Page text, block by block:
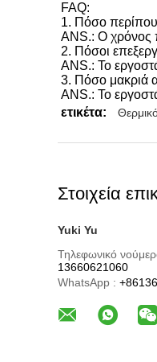
FAQ:
1. Πόσο
ANS.: Ο χρόνος
2. Πόσοι
ANS.: Το
3. Πόσο μακριά
ANS.: Το
ετικέτα:
Στοιχεία
Yuki Yu
Τηλεφωνικό
13660621060
WhatsApp :